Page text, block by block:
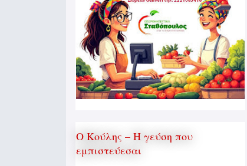
Ο Κούλης – Η γεύση που
εμπιστεύεσαι